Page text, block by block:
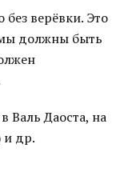
верёвки. Это
мы должны быть
Валь Даоста, на
и др.